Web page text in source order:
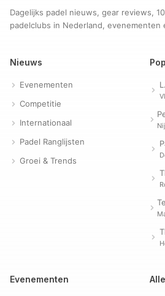
Dagelijks padel nieuws, gear reviews,
padelclubs in Nederland, evenementen
Nieuws
Evenementen
Competitie
Internationaal
Padel Ranglijsten
Groei & Trends
Evenementen